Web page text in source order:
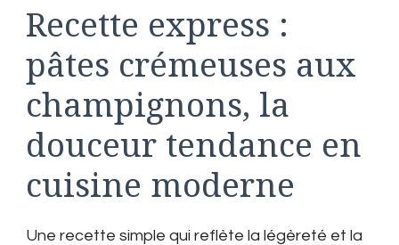
Recette express :
pâtes crémeuses aux
champignons, la
douceur tendance en
cuisine moderne
Une recette simple qui reflète la légèreté et la